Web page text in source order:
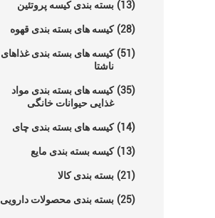
بسته بندی کیسه پروتئین (13)
کیسه های بسته بندی قهوه (28)
کیسه های بسته بندی غذاهای
ناشتا
(51)
کیسه های بسته بندی مواد
غذایی حیوانات خانگی
(35)
کیسه های بسته بندی چای (14)
کیسه بسته بندی مایع (13)
بسته بندی کالا (21)
بسته بندی محصولات دارویی (25)